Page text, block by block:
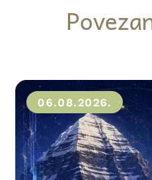
06.08.2026.